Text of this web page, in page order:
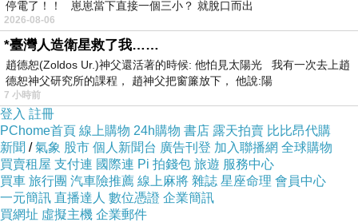
停電了！！ 崽崽當下直接一個三小？ 就脫口而出
2026-08-06
*臺灣人造衛星救了我……
趙德恕(Zoldos Ur.)神父還活著的時候: 他怕見太陽光 我有一次去上趙
德恕神父研究所的課程， 趙神父把窗簾放下， 他說:陽
7 小時前
登入 註冊
PChome首頁 線上購物 24h購物 書店 露天拍賣 比比昂代購
新聞 /氣象 股市 個人新聞台 廣告刊登 加入聯播網 全球購物
買賣租屋 支付連 國際連 Pi 拍錢包 旅遊 服務中心
買車 旅行團 汽車險推薦 線上麻將 雜誌 星座命理 會員中心
一元簡訊 直播達人 數位憑證 企業簡訊
買網址 虛擬主機 企業郵件